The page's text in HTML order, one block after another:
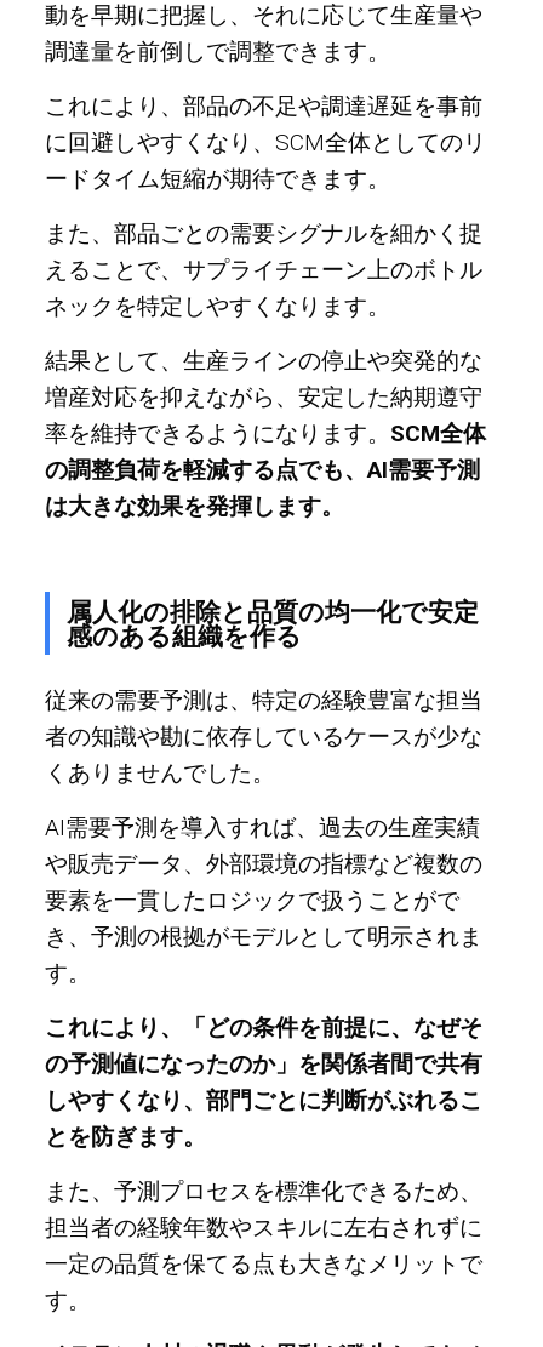
動を早期に把握し、それに応じて生産量や
調達量を前倒しで調整できます。
これにより、部品の不足や調達遅延を事前
に回避しやすくなり、SCM全体としてのリ
ードタイム短縮が期待できます。
また、部品ごとの需要シグナルを細かく捉
えることで、サプライチェーン上のボトル
ネックを特定しやすくなります。
結果として、生産ラインの停止や突発的な
増産対応を抑えながら、安定した納期遵守
率を維持できるようになります。 SCM全体
の調整負荷を軽減する点でも、AI需要予測
は大きな効果を発揮します。
属人化の排除と品質の均一化で安定
感のある組織を作る
従来の需要予測は、特定の経験豊富な担当
者の知識や勘に依存しているケースが少な
くありませんでした。
AI需要予測を導入すれば、過去の生産実績
や販売データ、外部環境の指標など複数の
要素を一貫したロジックで扱うことがで
き、予測の根拠がモデルとして明示されま
す。
これにより、「どの条件を前提に、なぜそ
の予測値になったのか」を関係者間で共有
しやすくなり、部門ごとに判断がぶれるこ
とを防ぎます。
また、予測プロセスを標準化できるため、
担当者の経験年数やスキルに左右されずに
一定の品質を保てる点も大きなメリットで
す。